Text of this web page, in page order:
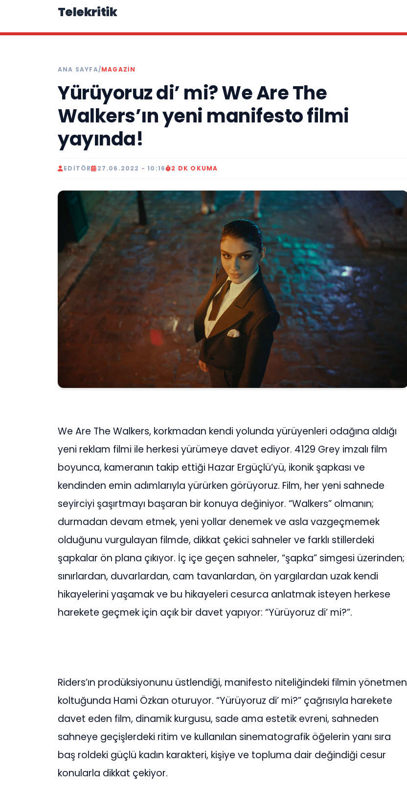
Telekritik
ANA SAYFA/MAGAZIN
Yürüyoruz di’ mi? We Are The
Walkers’ın yeni manifesto filmi
yayında!
EDITÖR 27.06.2022 - 10:16 2 DK OKUMA
We Are The Walkers, korkmadan kendi yolunda yürüyenleri odağına aldığı
yeni reklam filmi ile herkesi yürümeye davet ediyor. 4129 Grey imzalı film
boyunca, kameranın takip ettiği Hazar Ergüçlü’yü, ikonik şapkası ve
kendinden emin adımlarıyla yürürken görüyoruz. Film, her yeni sahnede
seyirciyi şaşırtmayı başaran bir konuya değiniyor. “Walkers” olmanın;
durmadan devam etmek, yeni yollar denemek ve asla vazgeçmemek
olduğunu vurgulayan filmde, dikkat çekici sahneler ve farklı stillerdeki
şapkalar ön plana çıkıyor. İç içe geçen sahneler, “şapka” simgesi üzerinden;
sınırlardan, duvarlardan, cam tavanlardan, ön yargılardan uzak kendi
hikayelerini yaşamak ve bu hikayeleri cesurca anlatmak isteyen herkese
harekete geçmek için açık bir davet yapıyor: “Yürüyoruz di’ mi?”.
Riders’ın prodüksiyonunu üstlendiği, manifesto niteliğindeki filmin yönetmen
koltuğunda Hami Özkan oturuyor. “Yürüyoruz di’ mi?” çağrısıyla harekete
davet eden film, dinamik kurgusu, sade ama estetik evreni, sahneden
sahneye geçişlerdeki ritim ve kullanılan sinematografik öğelerin yanı sıra
baş roldeki güçlü kadın karakteri, kişiye ve topluma dair değindiği cesur
konularla dikkat çekiyor.